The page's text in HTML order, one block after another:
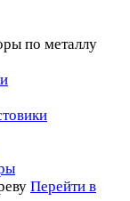
по металлу
Перейти в